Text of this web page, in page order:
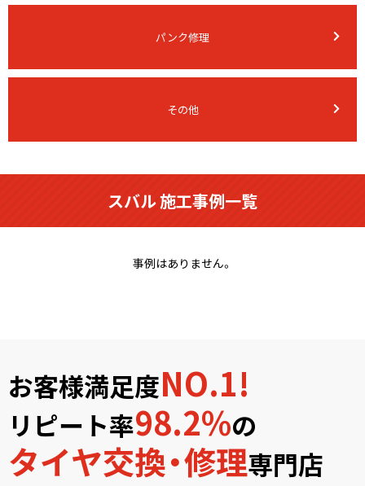
パンク修理
その他
スバル 施工事例一覧
事例はありません。
お客様満足度NO.1!
リピート率98.2%の
タイヤ交換・修理専門店